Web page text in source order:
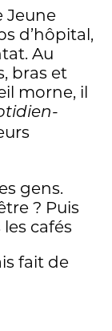
été
édredon
le
Et la
l’effroi
la
à
Peut-
donne
le poids
Jeune
d’hôpital,
Au
bras et
morne, il
gens.
? Puis
cafés
fait de